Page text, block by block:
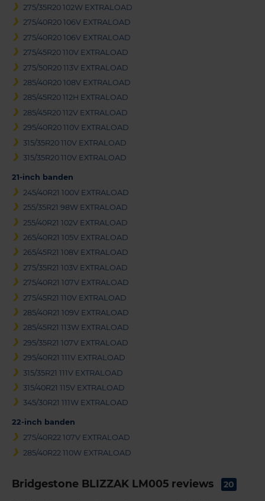
275/35R20 102W EXTRALOAD
275/40R20 106V EXTRALOAD
275/40R20 106V EXTRALOAD
275/45R20 110V EXTRALOAD
275/50R20 113V EXTRALOAD
285/40R20 108V EXTRALOAD
285/45R20 112H EXTRALOAD
285/45R20 112V EXTRALOAD
295/40R20 110V EXTRALOAD
315/35R20 110V EXTRALOAD
315/35R20 110V EXTRALOAD
21-inch banden
245/40R21 100V EXTRALOAD
255/35R21 98W EXTRALOAD
255/40R21 102V EXTRALOAD
265/40R21 105V EXTRALOAD
265/45R21 108V EXTRALOAD
275/35R21 103V EXTRALOAD
275/40R21 107V EXTRALOAD
275/45R21 110V EXTRALOAD
285/40R21 109V EXTRALOAD
285/45R21 113W EXTRALOAD
295/35R21 107V EXTRALOAD
295/40R21 111V EXTRALOAD
315/35R21 111V EXTRALOAD
315/40R21 115V EXTRALOAD
345/30R21 111W EXTRALOAD
22-inch banden
275/40R22 107V EXTRALOAD
285/40R22 110W EXTRALOAD
Bridgestone BLIZZAK LM005 reviews 20